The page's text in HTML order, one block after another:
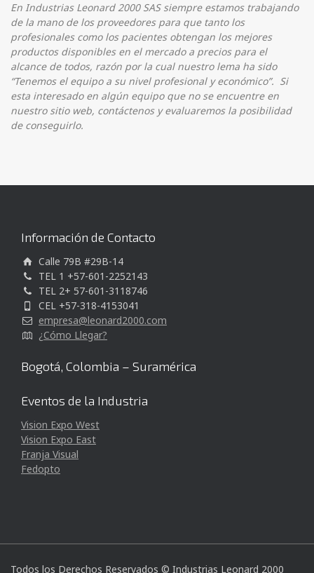
En Industrias Leonard 2000 SAS siempre estamos trabajando
de la mano de los proveedores para que tanto los
profesionales como los pacientes obtengan los mejores
productos disponibles en el mercado a precios para el
alcance de todos, razón por la cual nuestro lema ha sido
“Tenemos el equipo a su nivel profesional y económico”. Si
esta interesado en algún equipo que no se encuentre en
nuestro sitio web, contáctenos y evaluaremos la posibilidad
de conseguirlo.
Información de Contacto
Calle 79B #29B-14
TEL 1 +57-601-2252143
TEL 2+ 57-601-3118746
CEL +57-318-4153041
empresa@leonard2000.com
¿Cómo Llegar?
Bogotá, Colombia – Suramérica
Eventos de la Industria
Vision Expo West
Vision Expo East
Franja Visual
Fedopto
Todos los Derechos Reservados © Industrias Leonard 2000